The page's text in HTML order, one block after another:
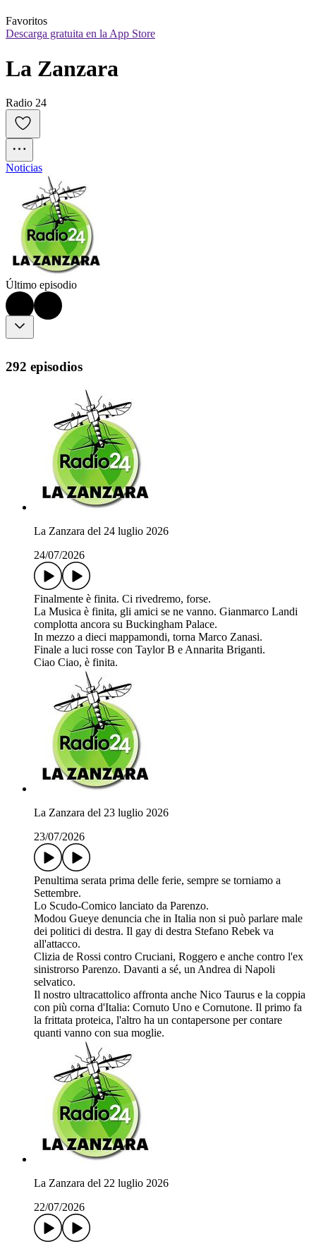
Favoritos
Descarga gratuita en la App Store
La Zanzara
Radio 24
Noticias
Último episodio
292 episodios
La Zanzara del 24 luglio 2026
24/07/2026
Finalmente è finita. Ci rivedremo, forse.
La Musica è finita, gli amici se ne vanno. Gianmarco Landi
complotta ancora su Buckingham Palace.
In mezzo a dieci mappamondi, torna Marco Zanasi.
Finale a luci rosse con Taylor B e Annarita Briganti.
Ciao Ciao, è finita.
La Zanzara del 23 luglio 2026
23/07/2026
Penultima serata prima delle ferie, sempre se torniamo a
Settembre.
Lo Scudo-Comico lanciato da Parenzo.
Modou Gueye denuncia che in Italia non si può parlare male
dei politici di destra. Il gay di destra Stefano Rebek va
all'attacco.
Clizia de Rossi contro Cruciani, Roggero e anche contro l'ex
sinistrorso Parenzo. Davanti a sé, un Andrea di Napoli
selvatico.
Il nostro ultracattolico affronta anche Nico Taurus e la coppia
con più corna d'Italia: Cornuto Uno e Cornutone. Il primo fa
la frittata proteica, l'altro ha un contapersone per contare
quanti vanno con sua moglie.
La Zanzara del 22 luglio 2026
22/07/2026